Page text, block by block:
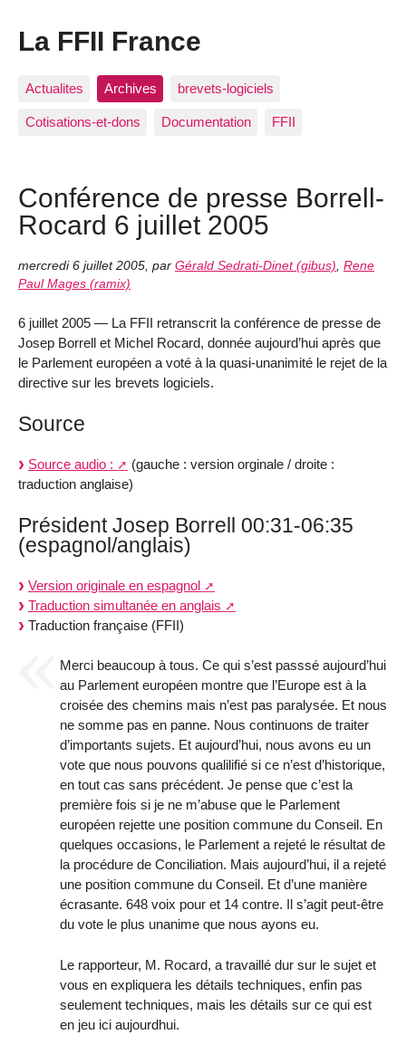
La FFII France
Actualites Archives brevets-logiciels
Cotisations-et-dons Documentation FFII
Conférence de presse Borrell-
Rocard 6 juillet 2005
mercredi 6 juillet 2005 par Gérald Sedrati-Dinet (gibus) Rene
Paul Mages (ramix)
6 juillet 2005 — La FFII retranscrit la conférence de presse de
Josep Borrell et Michel Rocard, donnée aujourd’hui après que
le Parlement européen a voté à la quasi-unanimité le rejet de la
directive sur les brevets logiciels.
Source
Source audio :
(gauche : version orginale / droite :
traduction anglaise)
Président Josep Borrell 00:31-06:35
(espagnol/anglais)
Version originale en espagnol
Traduction simultanée en anglais
Traduction française (FFII)
Merci beaucoup à tous. Ce qui s’est passsé aujourd’hui
au Parlement européen montre que l’Europe est à la
croisée des chemins mais n’est pas paralysée. Et nous
ne somme pas en panne. Nous continuons de traiter
d’importants sujets. Et aujourd’hui, nous avons eu un
vote que nous pouvons qualilifié si ce n’est d’historique,
en tout cas sans précédent. Je pense que c’est la
première fois si je ne m’abuse que le Parlement
européen rejette une position commune du Conseil. En
quelques occasions, le Parlement a rejeté le résultat de
la procédure de Conciliation. Mais aujourd’hui, il a rejeté
une position commune du Conseil. Et d’une manière
écrasante. 648 voix pour et 14 contre. Il s’agit peut-être
du vote le plus unanime que nous ayons eu.
Le rapporteur, M. Rocard, a travaillé dur sur le sujet et
vous en expliquera les détails techniques, enfin pas
seulement techniques, mais les détails sur ce qui est
en jeu ici aujourdhui.